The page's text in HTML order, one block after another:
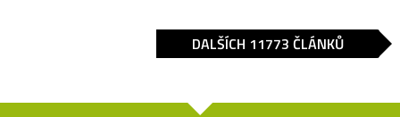
DALŠÍCH 11773 ČLÁNKŮ